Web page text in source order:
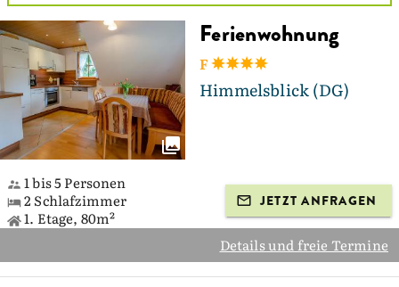
Ferienwohnung
F
Himmelsblick (DG)
1 bis 5 Personen
2 Schlafzimmer
1. Etage, 80m²
JETZT ANFRAGEN
Details und freie Termine